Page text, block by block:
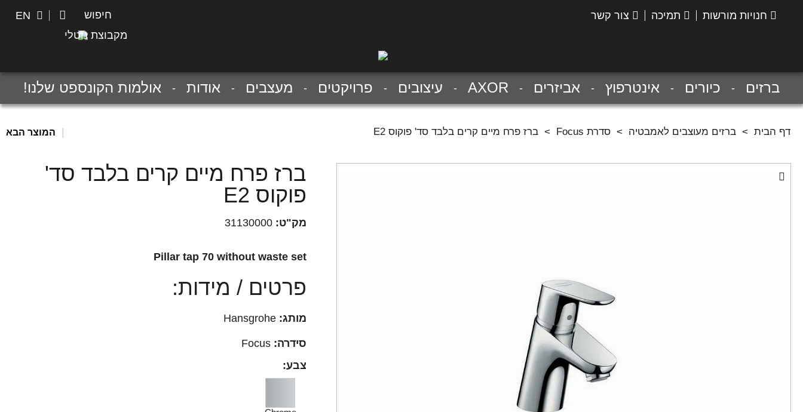
חנויות מורשות תמיכה צור קשר חיפוש EN
מקבוצת נוטלי
ברזים כיורים אינטרפוץ אביזרים AXOR עיצובים פרויקטים מעצבים אודות אולמות הקונספט שלנו!
דף הבית > ברזים מעוצבים לאמבטיה > סדרת Focus > ברז פרח מיים קרים בלבד סד' פוקוס E2 המוצר הבא
ברז פרח מיים קרים בלבד סד'
פוקוס E2
מק"ט: 31130000
Pillar tap 70 without waste set
פרטים / מידות:
מותג:
סידרה:
צבע: